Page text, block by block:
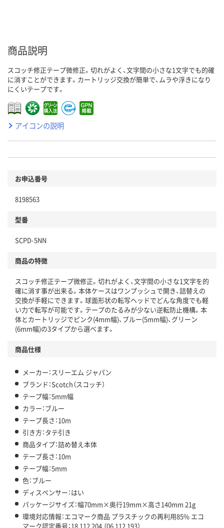
商品説明
スコッチ修正テープ微修正。切れがよく、文字間の小さな1文字でも的確
に消すことができます。カートリッジ交換が簡単で、ムラや浮きになり
にくいテープです。
アイコンの説明
お申込番号
8198563
型番
SCPD-5NN
商品の特徴
スコッチ修正テープ微修正。切れがよく、文字間の小さな1文字を的
確に消す事が出来る。本体ケースはワンプッシュで開き、詰替えの
交換が手軽にできます。球面形状の転写ヘッドでどんな角度でも軽
い力で転写が可能です。テープのたるみが少ない逆転防止機構。本
体とカートリッジでピンク(4mm幅)、ブルー(5mm幅)、グリーン
(6mm幅)の3タイプから選べます。
商品仕様
メーカー：スリーエム ジャパン
ブランド：Scotch（スコッチ）
テープ幅：5mm幅
カラー：ブルー
テープ長さ：10m
引き方：タテ引き
商品タイプ：詰め替え本体
テープ長さ：10m
テープ幅：5mm
色：ブルー
ディスペンサー：はい
パッケージサイズ：幅70mm×奥行19mm×高さ140mm 21g
環境対応情報：エコマーク商品 プラスチックの再利用85% エコ
マーク認定番号：18 112 204 （06 112 193）